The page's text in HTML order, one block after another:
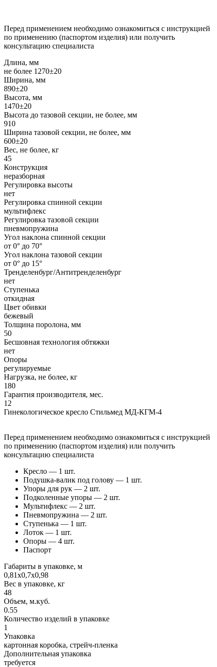
Перед применением необходимо ознакомиться с инструкцией
по применению (паспортом изделия) или получить
консультацию специалиста
Длина, мм
не более 1270±20
Ширина, мм
890±20
Высота, мм
1470±20
Высота до тазовой секции, не более, мм
910
Ширина тазовой секции, не более, мм
600±20
Вес, не более, кг
45
Конструкция
неразборная
Регулировка высоты
нет
Регулировка спинной секции
мультифлекс
Регулировка тазовой секции
пневмопружина
Угол наклона спинной секции
от 0° до 70°
Угол наклона тазовой секции
от 0° до 15°
Тренделенбург/Антитренделенбург
нет
Ступенька
откидная
Цвет обивки
бежевый
Толщина поролона, мм
50
Бесшовная технология обтяжки
нет
Опоры
регулируемые
Нагрузка, не более, кг
180
Гарантия производителя, мес.
12
Гинекологическое кресло Стильмед МД-КГМ-4
Перед применением необходимо ознакомиться с инструкцией
по применению (паспортом изделия) или получить
консультацию специалиста
Кресло — 1 шт.
Подушка-валик под голову — 1 шт.
Упоры для рук — 2 шт.
Подколенные упоры — 2 шт.
Мультифлекс — 2 шт.
Пневмопружина — 2 шт.
Ступенька — 1 шт.
Лоток — 1 шт.
Опоры — 4 шт.
Паспорт
Габариты в упаковке, м
0,81х0,7х0,98
Вес в упаковке, кг
48
Объем, м.куб.
0.55
Количество изделий в упаковке
1
Упаковка
картонная коробка, стрейч-пленка
Дополнительная упаковка
требуется